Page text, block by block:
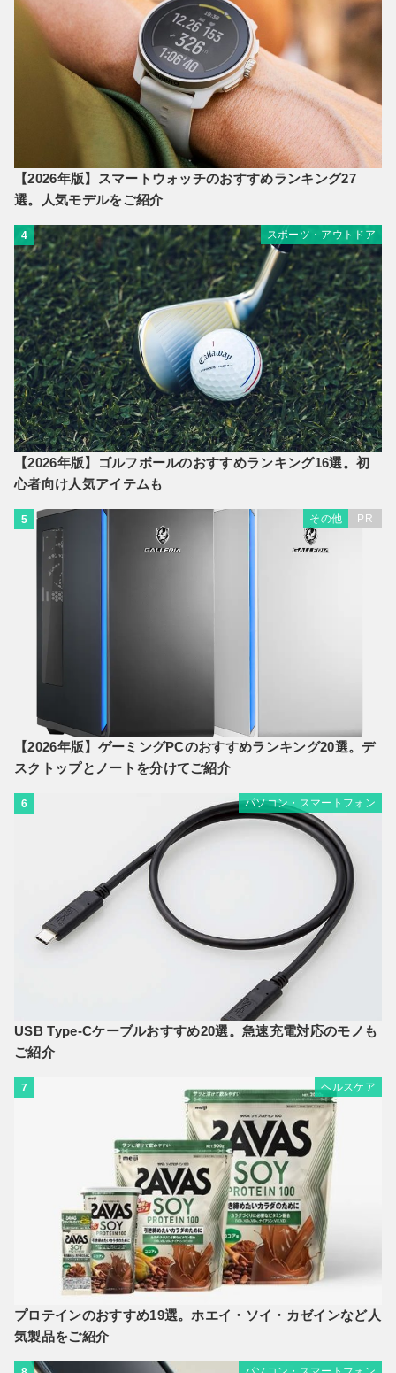
【2026年版】スマートウォッチのおすすめランキング27
選。人気モデルをご紹介
4 スポーツ・アウトドア
【2026年版】ゴルフボールのおすすめランキング16選。初
心者向け人気アイテムも
5 その他 PR
【2026年版】ゲーミングPCのおすすめランキング20選。デ
スクトップとノートを分けてご紹介
6 パソコン・スマートフォン
USB Type-Cケーブルおすすめ20選。急速充電対応のモノも
ご紹介
7 ヘルスケア
プロテインのおすすめ19選。ホエイ・ソイ・カゼインなど人
気製品をご紹介